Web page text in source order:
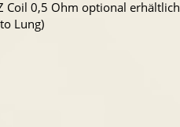
Coil 0,5 Ohm optional erhältlich
Lung)